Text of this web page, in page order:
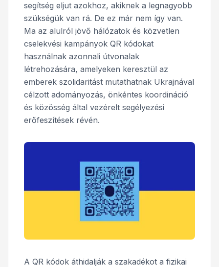
segítség eljut azokhoz, akiknek a legnagyobb
szükségük van rá. De ez már nem így van.
Ma az alulról jövő hálózatok és közvetlen
cselekvési kampányok QR kódokat
használnak azonnali útvonalak
létrehozására, amelyeken keresztül az
emberek szolidaritást mutathatnak Ukrajnával
célzott adományozás, önkéntes koordináció
és közösség által vezérelt segélyezési
erőfeszítések révén.
A QR kódok áthidalják a szakadékot a fizikai